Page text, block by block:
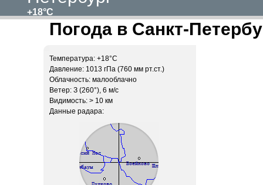
+18°C
Погода в Санкт-
Температура: +18°C
Давление: 1013 гПа (760 мм рт.ст.)
Облачность: малооблачно
Ветер: З (260°), 6 м/c
Видимость: > 10 км
Данные радара: